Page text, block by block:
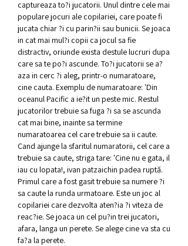
captureaza to?i jucatorii. Unul dintre cele mai
populare jocuri ale copilariei, care poate fi
jucata chiar ?i cu parin?ii sau bunicii. Se joaca
in cat mai mul?i copii ca jocul sa fie
distractiv, oriunde exista destule lucruri dupa
care sa te po?i ascunde. To?i jucatorii se a?
aza in cerc ?i aleg, printr-o numaratoare,
cine cauta. Exemplu de numaratoare: 'Din
oceanul Pacific a ie?it un peste mic. Restul
jucatorilor trebuie sa fuga ?i sa se ascunda
cat mai bine, inainte sa termine
numaratoarea cel care trebuie sa ii caute.
Cand ajunge la sfaritul numaratorii, cel care a
trebuie sa caute, striga tare: 'Cine nu e gata, il
iau cu lopata!, ivan patzaichin padea ruptă.
Primul care a fost gasit trebuie sa numere ?i
sa caute la runda urmatoare. Este un joc al
copilariei care dezvolta aten?ia ?i viteza de
reac?ie. Se joaca un cel pu?in trei jucatori,
afara, langa un perete. Se alege cine va sta cu
fa?a la perete.